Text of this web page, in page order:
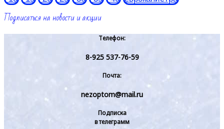
Подписаться на новости и акции
Телефон:
8-925 537-76-59
Почта:
nezoptom@mail.ru
Подписка
в телеграмм